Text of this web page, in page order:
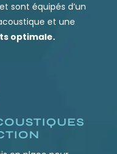
sont équipés d’un
et une
optimale.